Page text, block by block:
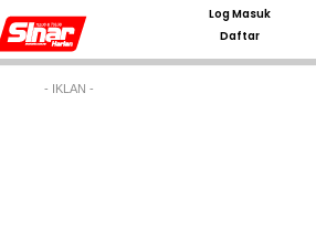
Log Masuk
Daftar
- IKLAN -